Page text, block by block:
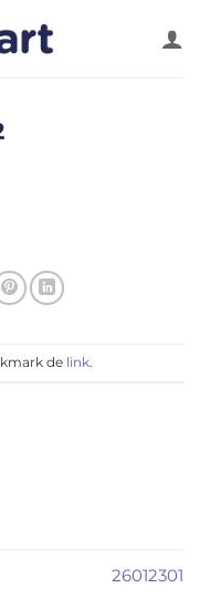
de link.
26012301